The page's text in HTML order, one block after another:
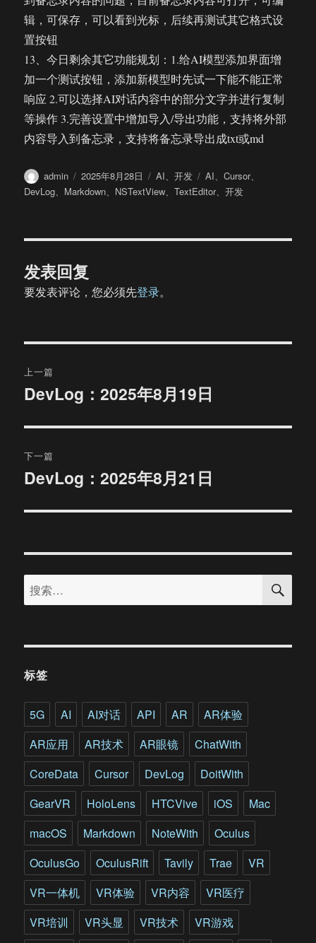
辑，可保存，可以看到光标，后续再测试其它格式设
置按钮
13、今日剩余其它功能规划：1.给AI模型添加界面增
加一个测试按钮，添加新模型时先试一下能不能正常
响应 2.可以选择AI对话内容中的部分文字并进行复制
等操作 3.完善设置中增加导入/导出功能，支持将外部
内容导入到备忘录，支持将备忘录导出成txt或md
作
者
admin
发
布
2025年8月28日
分
类
AI、开发
标
签
AI、Cursor、
DevLog、 Markdown、 NSTextView、TextEditor、开发
发表回复
要发表评论，您必须先登录。
章
航
上一篇
上
文
章：
DevLog：2025年8月19日
下一篇
下
文
DevLog：2025年8月21日
搜
索：
搜
标签
5G AI AI对话 API AR
AR体验
AR应用
AR技术 AR眼镜
ChatWith
CoreData
Cursor DevLog
DoitWith
GearVR
HoloLens HTCVive iOS
Mac
macOS
Markdown NoteWith
Oculus
OculusGo
OculusRift Tavily Trae
VR
VR一体机
VR体验 VR内容
VR医疗
VR培训
VR头显 VR技术
VR游戏